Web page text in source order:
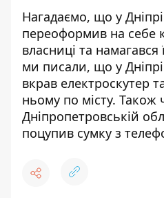
Нагадаємо, що у
переоформив на себе
власниці та намагався
ми писали, що у
вкрав електроскутер
ньому по місту. Також
Дніпропетровській
поцупив сумку з